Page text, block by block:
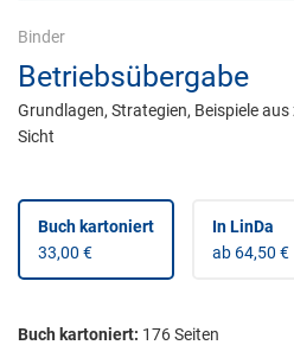
Binder
Betriebsübergabe
Grundlagen, Strategien, Beispiele
Sicht
Buch kartoniert
33,00 €
In LinDa
ab 64,50 €
Buch kartoniert: 176Seiten